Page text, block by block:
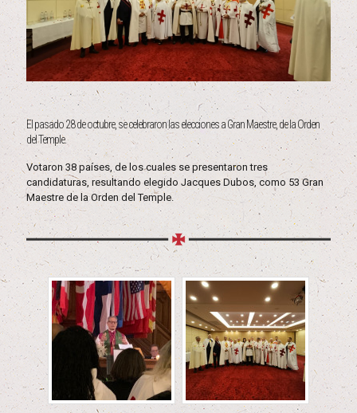
El pasado 28 de octubre, se celebraron las elecciones a Gran Maestre, de la Orden
del Temple.
Votaron 38 países, de los cuales se presentaron tres
candidaturas, resultando elegido Jacques Dubos, como 53 Gran
Maestre de la Orden del Temple.